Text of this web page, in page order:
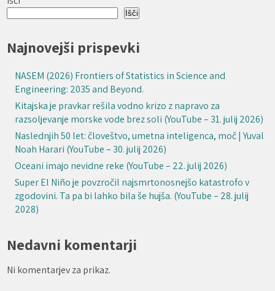
Išči
Najnovejši prispevki
NASEM (2026) Frontiers of Statistics in Science and
Engineering: 2035 and Beyond.
Kitajska je pravkar rešila vodno krizo z napravo za
razsoljevanje morske vode brez soli (YouTube – 31. julij 2026)
Naslednjih 50 let: človeštvo, umetna inteligenca, moč | Yuval
Noah Harari (YouTube – 30. julij 2026)
Oceani imajo nevidne reke (YouTube – 22. julij 2026)
Super El Niño je povzročil najsmrtonosnejšo katastrofo v
zgodovini. Ta pa bi lahko bila še hujša. (YouTube – 28. julij
2028)
Nedavni komentarji
Ni komentarjev za prikaz.